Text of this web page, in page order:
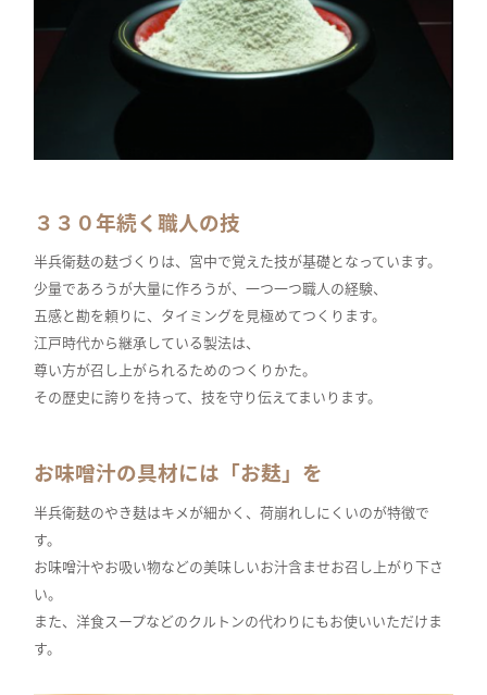
３３０年続く職人の技
半兵衛麸の麸づくりは、宮中で覚えた技が基礎となっています。
少量であろうが大量に作ろうが、一つ一つ職人の経験、
五感と勘を頼りに、タイミングを見極めてつくります。
江戸時代から継承している製法は、
尊い方が召し上がられるためのつくりかた。
その歴史に誇りを持って、技を守り伝えてまいります。
お味噌汁の具材には「お麸」を
半兵衛麸のやき麸はキメが細かく、荷崩れしにくいのが特徴で
す。
お味噌汁やお吸い物などの美味しいお汁含ませお召し上がり下さ
い。
また、洋食スープなどのクルトンの代わりにもお使いいただけま
す。